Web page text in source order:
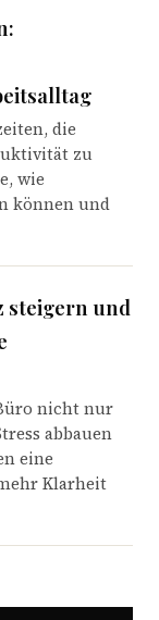
die
zu
wie
können und
steigern und
nicht nur
abbauen
eine
Klarheit